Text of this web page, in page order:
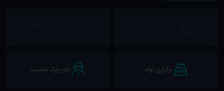
برگزاری تولد جای پارک مناسب